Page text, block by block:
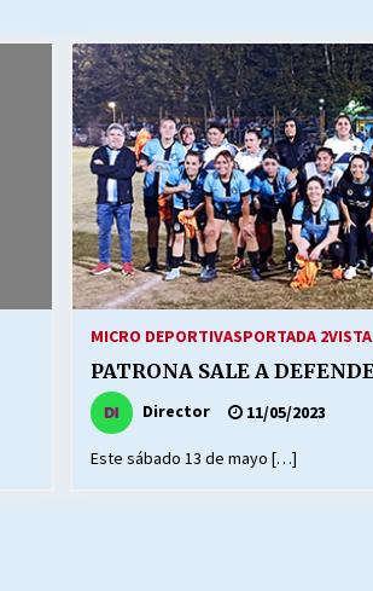
Escuela hospitalaria El Carmen de
25/06/2026
MUNICIPALIDADES, HONORARIOS,
28/05/2026
¿Asesores con doble sueldo?
MICRO DEPORTIVASPORTADA 2
PATRONA SALE A
Director 11/05/2023
Este sábado 13 de mayo […]